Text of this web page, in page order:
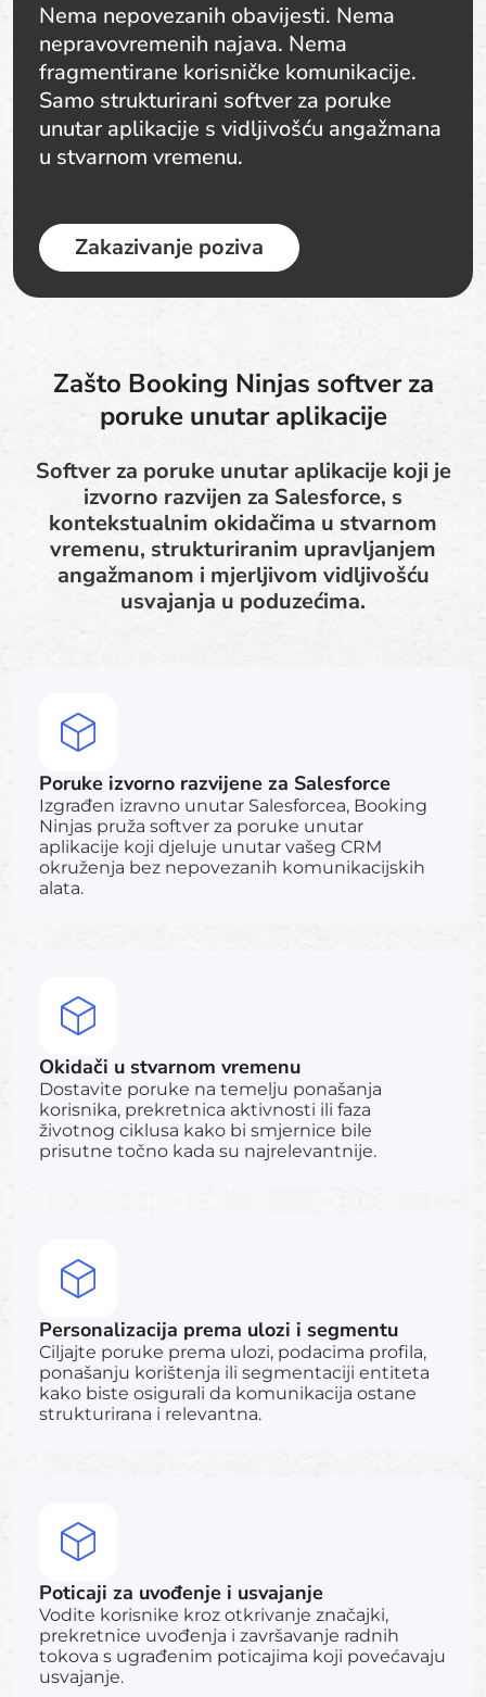
Nema nepovezanih obavijesti. Nema
nepravovremenih najava. Nema
fragmentirane korisničke komunikacije.
Samo strukturirani softver za poruke
unutar aplikacije s vidljivošću angažmana
u stvarnom vremenu.
Zakazivanje poziva
Zašto Booking Ninjas softver za
poruke unutar aplikacije
Softver za poruke unutar aplikacije koji je
izvorno razvijen za Salesforce, s
kontekstualnim okidačima u stvarnom
vremenu, strukturiranim upravljanjem
angažmanom i mjerljivom vidljivošću
usvajanja u poduzećima.
Poruke izvorno razvijene za Salesforce
Izgrađen izravno unutar Salesforcea, Booking
Ninjas pruža softver za poruke unutar
aplikacije koji djeluje unutar vašeg CRM
okruženja bez nepovezanih komunikacijskih
alata.
Okidači u stvarnom vremenu
Dostavite poruke na temelju ponašanja
korisnika, prekretnica aktivnosti ili faza
životnog ciklusa kako bi smjernice bile
prisutne točno kada su najrelevantnije.
Personalizacija prema ulozi i segmentu
Ciljajte poruke prema ulozi, podacima profila,
ponašanju korištenja ili segmentaciji entiteta
kako biste osigurali da komunikacija ostane
strukturirana i relevantna.
Poticaji za uvođenje i usvajanje
Vodite korisnike kroz otkrivanje značajki,
prekretnice uvođenja i završavanje radnih
tokova s ugrađenim poticajima koji povećavaju
usvajanje.